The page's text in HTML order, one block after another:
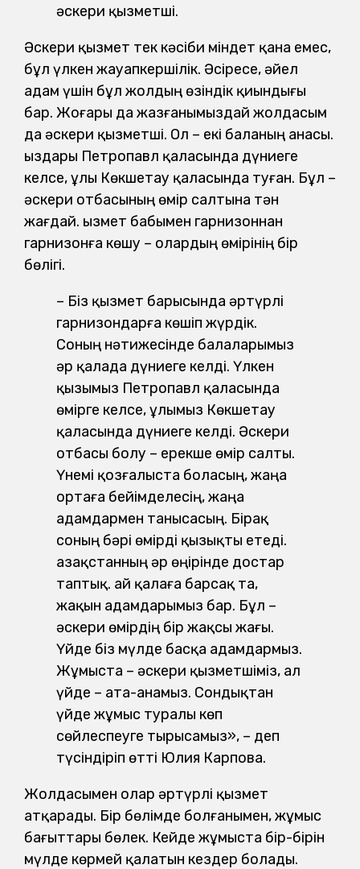
әскери қызметші.
Әскери қызмет тек кәсіби міндет қана емес,
бұл үлкен жауапкершілік. Әсіресе, әйел
адам үшін бұл жолдың өзіндік қиындығы
бар. Жоғары да жазғанымыздай жолдасым
да әскери қызметші. Ол – екі баланың анасы.
Қыздары Петропавл қаласында дүниеге
келсе, ұлы Көкшетау қаласында туған. Бұл –
әскери отбасының өмір салтына тән
жағдай. Қызмет бабымен гарнизоннан
гарнизонға көшу – олардың өмірінің бір
бөлігі.
– Біз қызмет барысында әртүрлі
гарнизондарға көшіп жүрдік.
Соның нәтижесінде балаларымыз
әр қалада дүниеге келді. Үлкен
қызымыз Петропавл қаласында
өмірге келсе, ұлымыз Көкшетау
қаласында дүниеге келді. Әскери
отбасы болу – ерекше өмір салты.
Үнемі қозғалыста боласың, жаңа
ортаға бейімделесің, жаңа
адамдармен танысасың. Бірақ
соның бәрі өмірді қызықты етеді.
Қазақстанның әр өңірінде достар
таптық. Қай қалаға барсақ та,
жақын адамдарымыз бар. Бұл –
әскери өмірдің бір жақсы жағы.
Үйде біз мүлде басқа адамдармыз.
Жұмыста – әскери қызметшіміз, ал
үйде – ата-анамыз. Сондықтан
үйде жұмыс туралы көп
сөйлеспеуге тырысамыз», – деп
түсіндіріп өтті Юлия Карпова.
Жолдасымен олар әртүрлі қызмет
атқарады. Бір бөлімде болғанымен, жұмыс
бағыттары бөлек. Кейде жұмыста бір-бірін
мүлде көрмей қалатын кездер болады.